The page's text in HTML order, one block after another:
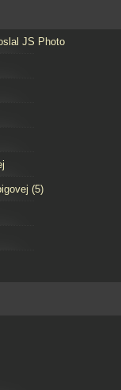
JS Photo
(5)